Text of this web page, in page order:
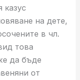
казус
на дете,
в чл.
това
да бъде
от